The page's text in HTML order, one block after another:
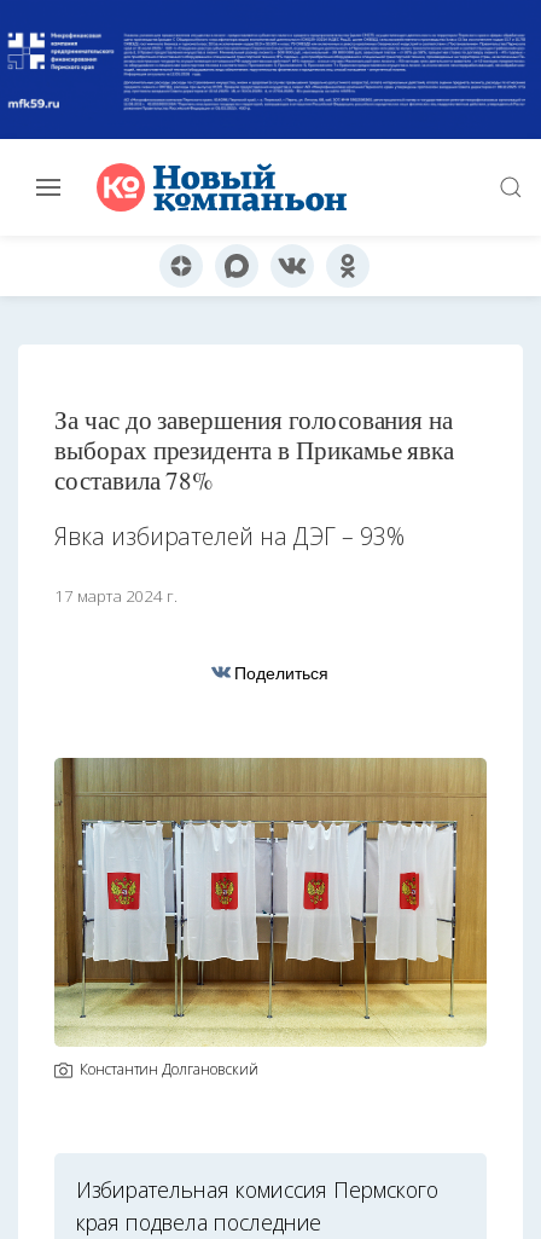
За час до завершения голосования на
выборах президента в Прикамье явка
составила 78%
Явка избирателей на ДЭГ – 93%
17 марта 2024 г.
Поделиться
Константин Долгановский
Избирательная комиссия Пермского
края подвела последние